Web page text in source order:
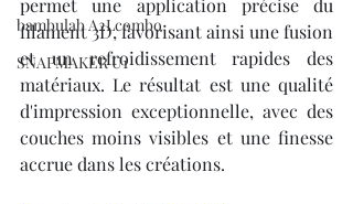
bambulab A2Lcombo
SNAPMAKER U1
permet une application précise du
filament 3D, favorisant ainsi une fusion
et un refroidissement rapides des
matériaux. Le résultat est une qualité
d'impression exceptionnelle, avec des
couches moins visibles et une finesse
accrue dans les créations.